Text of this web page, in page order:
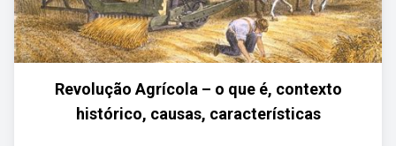
Revolução Agrícola – o que é, contexto
histórico, causas, características